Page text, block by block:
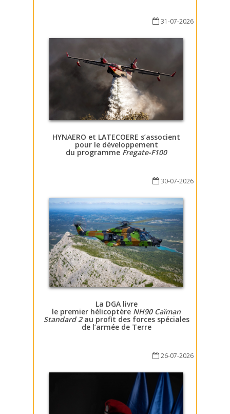
31-07-2026
HYNAERO et LATECOERE s’associent
pour le développement
du programme Fregate-F100
30-07-2026
La DGA livre
le premier hélicoptère NH90 Caïman
Standard 2au profit des forces spéciales
de l’armée de Terre
26-07-2026